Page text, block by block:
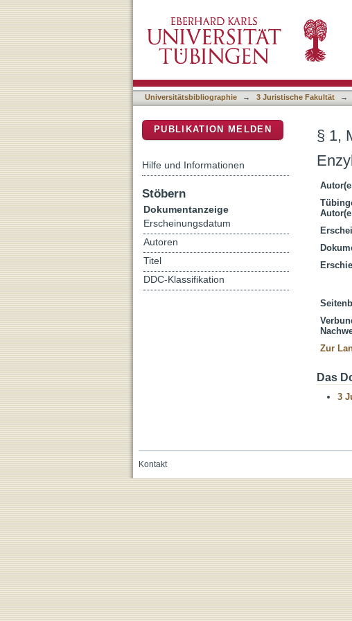
Universitätsbibliographie → 3 Juristische Fakultät →
§ 1,
Zur
Das
3
PUBLIKATION MELDEN
Hilfe und Informationen
Stöbern
Dokumentanzeige
Erscheinungsdatum
Autoren
Titel
DDC-Klassifikation
Kontakt